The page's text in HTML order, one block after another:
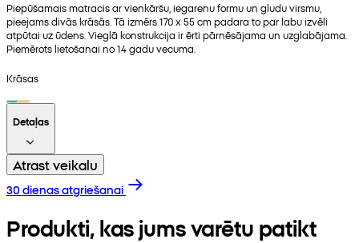
Piepūšamais matracis ar vienkāršu, iegarenu formu un gludu virsmu,
pieejams divās krāsās. Tā izmērs 170 x 55 cm padara to par labu izvēli
atpūtai uz ūdens. Vieglā konstrukcija ir ērti pārnēsājama un uzglabājama.
Piemērots lietošanai no 14 gadu vecuma.
Krāsas
Detaļas
Atrast veikalu
30 dienas atgriešanai
Produkti, kas jums varētu patikt